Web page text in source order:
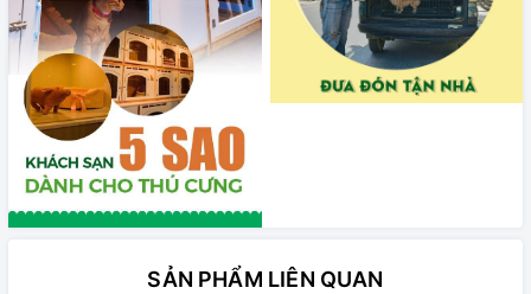
SẢN PHẨM LIÊN QUAN